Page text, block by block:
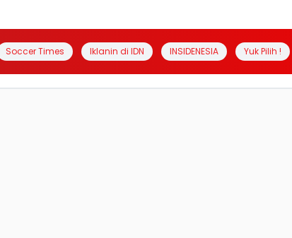
Soccer Times Iklanin di IDN INSIDENESIA Yuk Pilih !